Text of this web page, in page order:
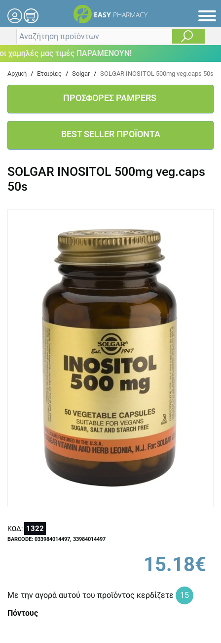
EASY PHARMACY
μας τιμές ΠΑΡΑΜΕΝΟΥΝ!
Αρχική / Εταιρίες / Solgar / SOLGAR INOSITOL 500mg veg.caps 50s
ΠΡΟΣΦΟΡΕΣ PAMPERS
BEST SELLER ΠΡΟΪΟΝΤΑ
SOLGAR INOSITOL 500mg veg.caps
50s
ΚΩΔ: 1322
BARCODE: 033984014497, 33984014497
15.18€
Με την αγορά αυτού του προϊόντος κερδίζετε
15
Πόντους